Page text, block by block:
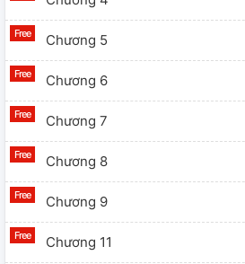
Chương 5
Chương 6
Chương 7
Chương 8
Chương 9
Chương 11